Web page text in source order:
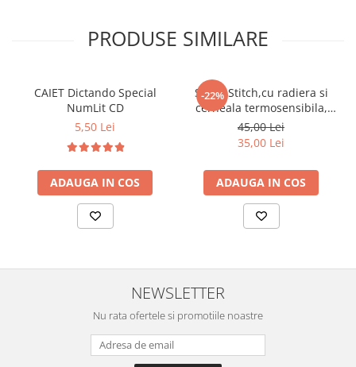
PRODUSE SIMILARE
CAIET Dictando Special
NumLit CD
5,50 Lei
ADAUGA IN COS
-22%
Stilou Stitch,cu radiera si
cerneala termosensibila,
pastel
45,00 Lei
35,00 Lei
ADAUGA IN COS
NEWSLETTER
Nu rata ofertele si promotiile noastre